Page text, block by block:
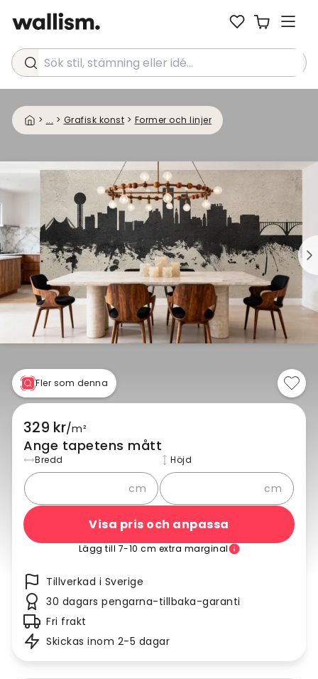
Sök stil, stämning eller idé...
> ... > Grafisk konst > Former och linjer
Fler som denna
329 kr/m²
Ange tapetens mått
Bredd
cm
Höjd
cm
Visa pris och anpassa
Lägg till 7-10 cm extra marginal
Tillverkad i Sverige
30 dagars pengarna-tillbaka-garanti
Fri frakt
Skickas inom 2-5 dagar